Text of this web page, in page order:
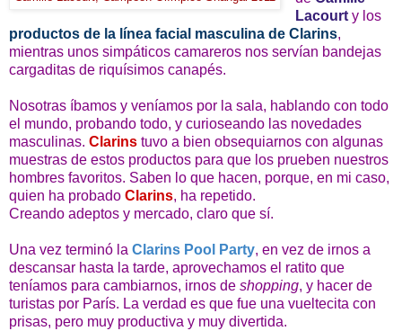
Lacourty los
productos de la línea facial masculina de Clarins,
mientras unos simpáticos camareros nos servían bandejas
cargaditas de riquísimos canapés.
Nosotras íbamos y veníamos por la sala, hablando con todo
el mundo, probando todo, y curioseando las novedades
masculinas. Clarins tuvo a bien obsequiarnos con algunas
muestras de estos productos para que los prueben nuestros
hombres favoritos. Saben lo que hacen, porque, en mi caso,
quien ha probado Clarins, ha repetido.
Creando adeptos y mercado, claro que sí.
Una vez terminó la Clarins Pool Party, en vez de irnos a
descansar hasta la tarde, aprovechamos el ratito que
teníamos para cambiarnos, irnos de shopping, y hacer de
turistas por París. La verdad es que fue una vueltecita con
prisas, pero muy productiva y muy divertida.